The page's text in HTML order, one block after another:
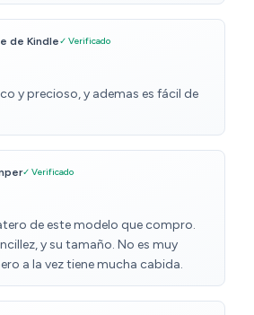
de Kindle✓ Verificado
y precioso, y ademas es fácil de
✓ Verificado
de este modelo que compro.
y su tamaño. No es muy
a la vez tiene mucha cabida.